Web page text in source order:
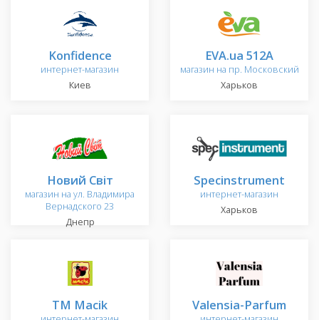
Konfidence
интернет-магазин
Киев
EVA.ua 512A
магазин на пр. Московский
Харьков
Новий Світ
магазин на ул. Владимира
Вернадского 23
Днепр
Specinstrument
интернет-магазин
Харьков
ТМ Macik Valensia-Parfum